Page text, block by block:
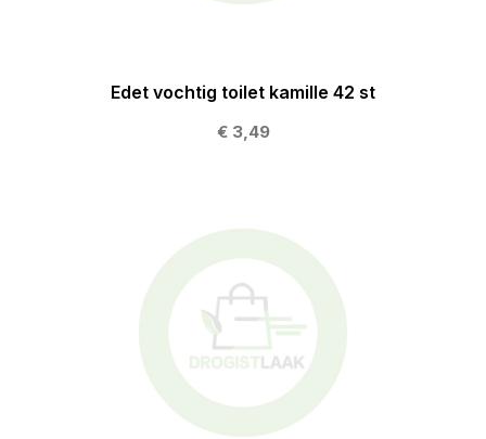
Edet vochtig toilet kamille 42 st
€ 3,49